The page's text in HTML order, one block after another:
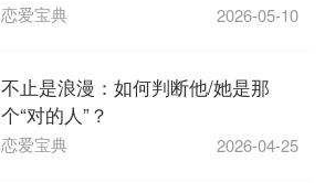
恋爱宝典 2026-05-10
不止是浪漫：如何判断他/她是那
个“对的人”？
恋爱宝典 2026-04-25